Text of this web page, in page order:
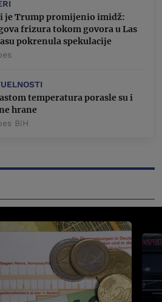
je Trump promijenio imidž:
frizura tokom govora u Las
pokrenula spekulacije
temperatura porasle su i
hrane
BiH